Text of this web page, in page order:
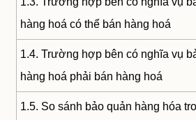
hàng hoá có thể bán hàng hoá
1.4. Trường hợp bên có nghĩa vụ
hàng hoá phải bán hàng hoá
1.5. So sánh bảo quản hàng hóa